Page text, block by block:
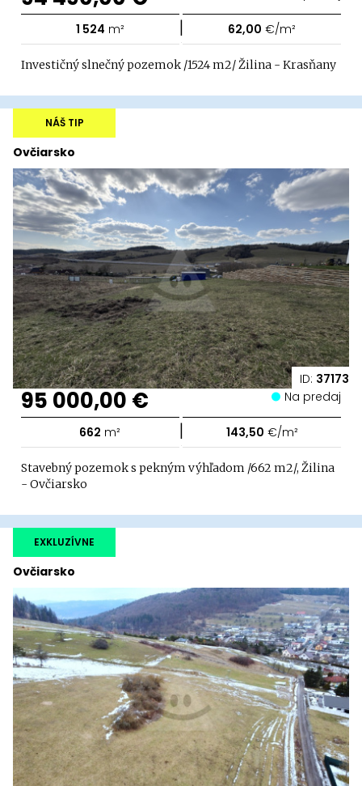
1 524 m² | 62,00 €/m²
Investičný slnečný pozemok /1524 m2/ Žilina - Krasňany
ID: 37173
Ovčiarsko
NÁŠ TIP
95 000,00 € Na predaj
662 m² | 143,50 €/m²
Stavebný pozemok s pekným výhľadom /662 m2/, Žilina
- Ovčiarsko
Ovčiarsko
EXKLUZÍVNE